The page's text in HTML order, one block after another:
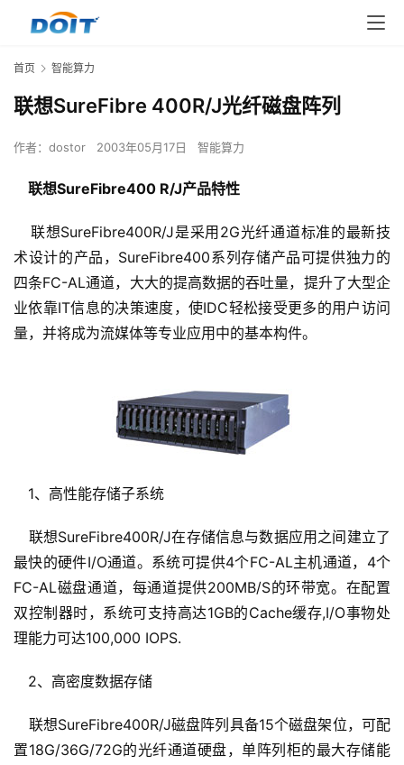
首页 智能算力
联想SureFibre 400R/J光纤磁盘阵列
作者： dostor 2003年05月17日 智能算力
联想SureFibre400 R/J产品特性
联想SureFibre400R/J是采用2G光纤通道标准的最新技
术设计的产品，SureFibre400系列存储产品可提供独力的
四条FC-AL通道，大大的提高数据的吞吐量，提升了大型企
业依靠IT信息的决策速度，使IDC轻松接受更多的用户访问
量，并将成为流媒体等专业应用中的基本构件。
1、高性能存储子系统
联想SureFibre400R/J在存储信息与数据应用之间建立了
最快的硬件I/O通道。系统可提供4个FC-AL主机通道，4个
FC-AL磁盘通道，每通道提供200MB/S的环带宽。在配置
双控制器时，系统可支持高达1GB的Cache缓存,I/O事物处
理能力可达100,000 IOPS.
2、高密度数据存储
联想SureFibre400R/J磁盘阵列具备15个磁盘架位，可配
置18G/36G/72G的光纤通道硬盘，单阵列柜的最大存储能